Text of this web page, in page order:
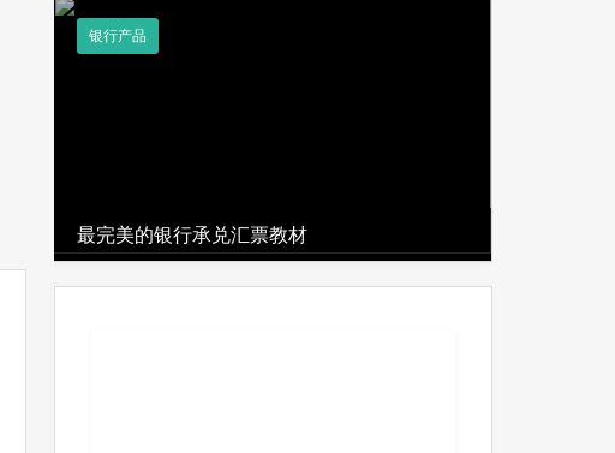
最完美的银行承兑汇票教材
银行产品